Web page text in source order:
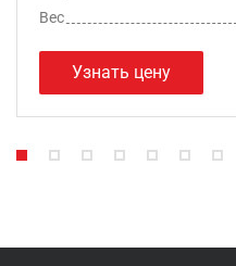
Вес
Узнать цену